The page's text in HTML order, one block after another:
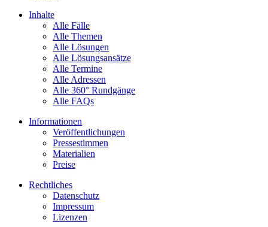
Inhalte
Alle Fälle
Alle Themen
Alle Lösungen
Alle Lösungsansätze
Alle Termine
Alle Adressen
Alle 360° Rundgänge
Alle FAQs
Informationen
Veröffentlichungen
Pressestimmen
Materialien
Preise
Rechtliches
Datenschutz
Impressum
Lizenzen